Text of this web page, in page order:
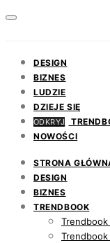
DESIGN
BIZNES
LUDZIE
DZIEJE SIĘ
ODKRYJ
NOWOŚCI
STRONA
DESIGN
BIZNES
TRENDBOOK